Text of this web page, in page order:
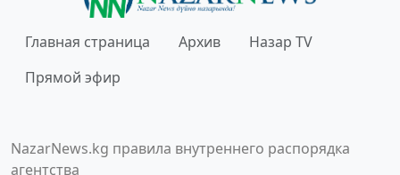
Главная страница Архив
Назар TV
Прямой эфир
NazarNews.kg правила внутреннего распорядка
агентства